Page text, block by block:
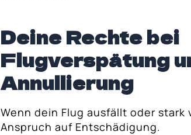
Deine Rechte bei
Flugverspätung
Annullierung
Wenn dein Flug ausfällt oder
Anspruch auf Entschädigung.